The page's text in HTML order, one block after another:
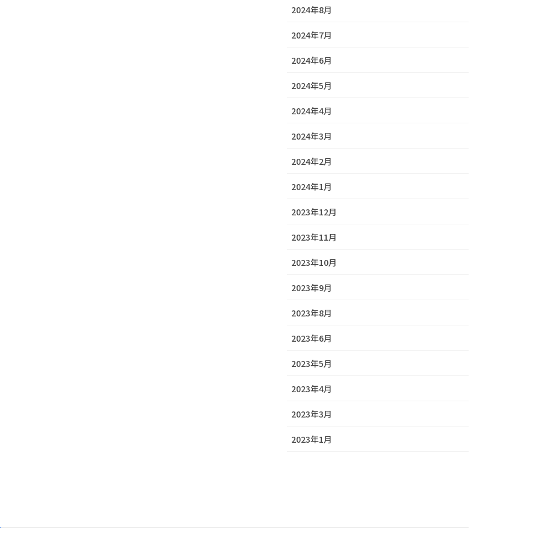
2024年8月
2024年7月
2024年6月
2024年5月
2024年4月
2024年3月
2024年2月
2024年1月
2023年12月
2023年11月
2023年10月
2023年9月
2023年8月
2023年6月
2023年5月
2023年4月
2023年3月
2023年1月